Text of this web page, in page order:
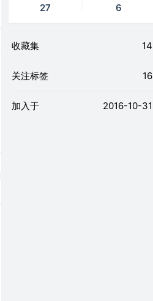
27
6
收藏集 14
关注标签 16
加入于 2016-10-31